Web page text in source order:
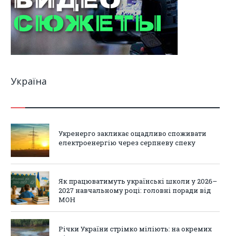
Україна
Укренерго закликає ощадливо споживати
електроенергію через серпневу спеку
Як працюватимуть українські школи у 2026–
2027 навчальному році: головні поради від
МОН
Річки України стрімко міліють: на окремих